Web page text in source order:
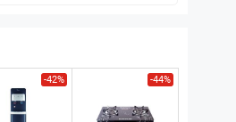
-42% -44%